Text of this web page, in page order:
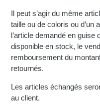
Il peut s’agir du même
taille ou de coloris ou d’un
l’article demandé en guise
disponible en stock, le
remboursement du
retournés.
Les articles échangés
au client.